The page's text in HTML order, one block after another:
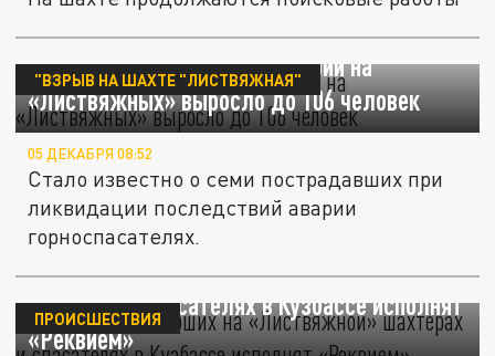
Число пострадавших при аварии на
«Листвяжных» выросло до 106 человек
"ВЗРЫВ НА ШАХТЕ "ЛИСТВЯЖНАЯ"
05 ДЕКАБРЯ 08:52
Стало известно о семи пострадавших при
ликвидации последствий аварии
горноспасателях.
В память о погибших на «Листвяжной»
шахтерах и спасателях в Кузбассе исполнят
«Реквием»
ПРОИСШЕСТВИЯ